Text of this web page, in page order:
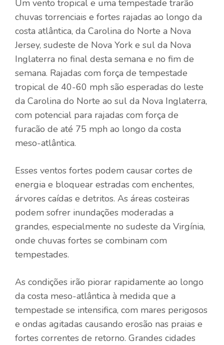
Um vento tropical e uma tempestade trarão
chuvas torrenciais e fortes rajadas ao longo da
costa atlântica, da Carolina do Norte a Nova
Jersey, sudeste de Nova York e sul da Nova
Inglaterra no final desta semana e no fim de
semana. Rajadas com força de tempestade
tropical de 40-60 mph são esperadas do leste
da Carolina do Norte ao sul da Nova Inglaterra,
com potencial para rajadas com força de
furacão de até 75 mph ao longo da costa
meso-atlântica.
Esses ventos fortes podem causar cortes de
energia e bloquear estradas com enchentes,
árvores caídas e detritos. As áreas costeiras
podem sofrer inundações moderadas a
grandes, especialmente no sudeste da Virgínia,
onde chuvas fortes se combinam com
tempestades.
As condições irão piorar rapidamente ao longo
da costa meso-atlântica à medida que a
tempestade se intensifica, com mares perigosos
e ondas agitadas causando erosão nas praias e
fortes correntes de retorno. Grandes cidades